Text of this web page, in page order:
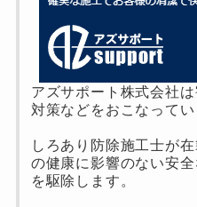
アズサポート株式会社
対策などをおこなってい
しろあり防除施工士が
の健康に影響のない安
を駆除します。